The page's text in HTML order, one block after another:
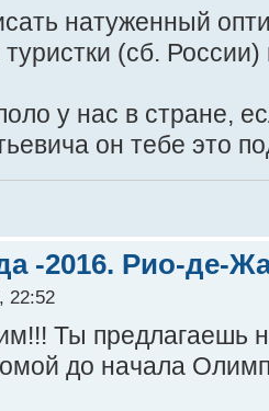
натуженный
(сб.
у нас в стране,
он тебе это
-2016. Рио-де-
22:52
Ты предлагаешь
до начала